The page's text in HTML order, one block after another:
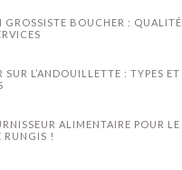
GROSSISTE BOUCHER : QUALITÉ,
SUR L’ANDOUILLETTE : TYPES ET
ALIMENTAIRE POUR LE
RUNGIS !